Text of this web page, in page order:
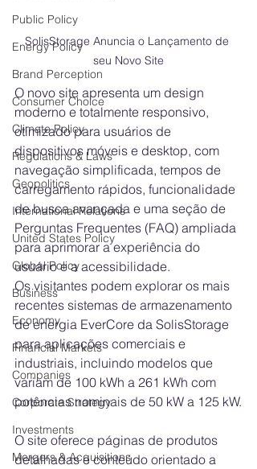
Public Policy
Energy Policy
Brand Perception
Consumer Choice
Climate Policy
Regulations & Laws
Geopolitics
International Relations
United States Policy
Global Policy
Business
Economy
Financial Markets
Companies
Corporate Strategy
Investments
Mergers & Acquisitions
SolisStorage Anuncia o Lançamento de
seu Novo Site
O novo site apresenta um design
moderno e totalmente responsivo,
otimizado para usuários de
dispositivos móveis e desktop, com
navegação simplificada, tempos de
carregamento rápidos, funcionalidade
de busca avançada e uma seção de
Perguntas Frequentes (FAQ) ampliada
para aprimorar a experiência do
usuário e a acessibilidade.
Os visitantes podem explorar os mais
recentes sistemas de armazenamento
de energia EverCore da SolisStorage
para aplicações comerciais e
industriais, incluindo modelos que
variam de 100 kWh a 261 kWh com
potências nominais de 50 kW a 125 kW.
O site oferece páginas de produtos
detalhadas e conteúdo orientado a